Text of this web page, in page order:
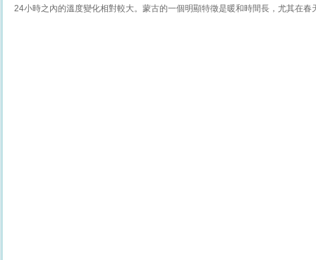
24小時之內的溫度變化相對較大。蒙古的一個明顯特徵是暖和時間長，尤其在